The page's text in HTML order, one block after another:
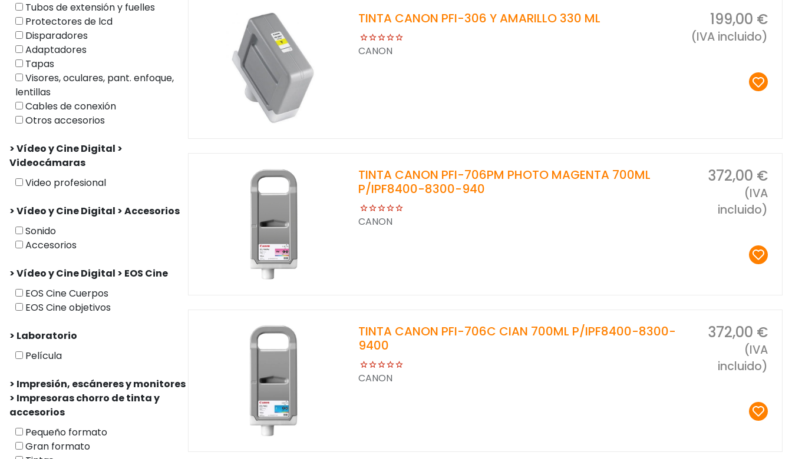
Tubos de extensión y fuelles
Protectores de lcd
Disparadores
Adaptadores
Tapas
Visores, oculares, pant. enfoque,
lentillas
Cables de conexión
Otros accesorios
> Vídeo y Cine Digital >
Videocámaras
Video profesional
> Vídeo y Cine Digital > Accesorios
Sonido
Accesorios
> Vídeo y Cine Digital > EOS Cine
EOS Cine Cuerpos
EOS Cine objetivos
> Laboratorio
Película
> Impresión, escáneres y monitores
> Impresoras chorro de tinta y
accesorios
Pequeño formato
Gran formato
TINTA CANON PFI-306 Y AMARILLO 330 ML
CANON
199,00 €
(IVA incluido)
TINTA CANON PFI-706PM PHOTO MAGENTA 700ML
P/IPF8400-8300-940
CANON
372,00 €
(IVA
incluido)
TINTA CANON PFI-706C CIAN 700ML P/IPF8400-8300-
9400
CANON
372,00 €
(IVA
incluido)